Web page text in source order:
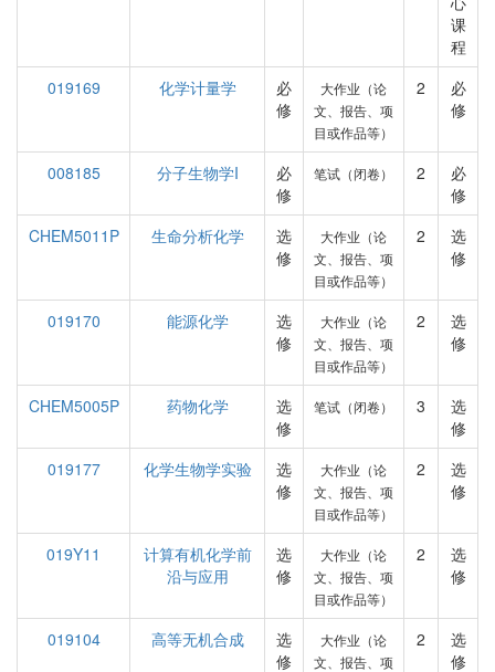
课
程
019169
化学计量学
必
修
大作业（论
文、报告、项
目或作品等）
2
必
修
008185 分子生物学I
必
修
笔试（闭卷） 2
必
修
CHEM5011P
生命分析化学
选
修
大作业（论
文、报告、项
目或作品等）
2
选
修
019170 能源化学
选
修
大作业（论
文、报告、项
目或作品等）
2
选
修
CHEM5005P 药物化学
选
修
笔试（闭卷） 3
选
修
019177
化学生物学实验
选
修
大作业（论
文、报告、项
目或作品等）
2
选
修
019Y11
计算有机化学前
沿与应用
选
修
大作业（论
文、报告、项
目或作品等）
2
选
修
019104 高等无机合成
选
修
大作业（论
文、报告、项
2
选
修